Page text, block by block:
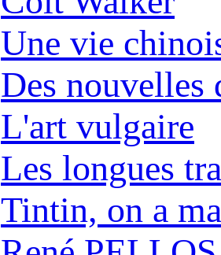
Une vie
Des nouvelles
L'art vulgaire
Les longues
Tintin, on a